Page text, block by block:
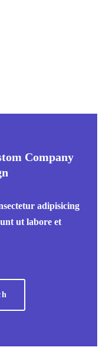
Company
adipisicing
ut labore et